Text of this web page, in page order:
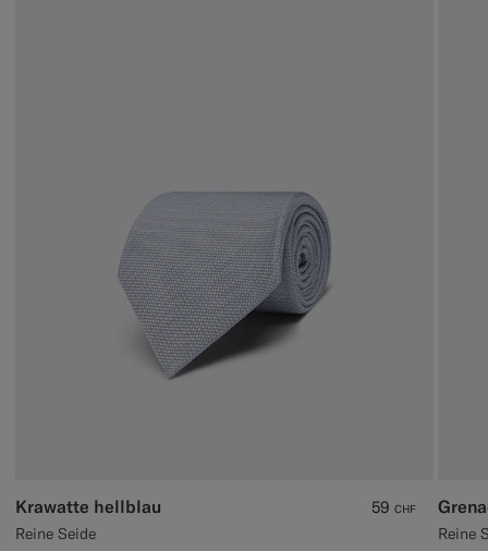
Krawatte hellblau
Reine Seide
59 CHF
Reine